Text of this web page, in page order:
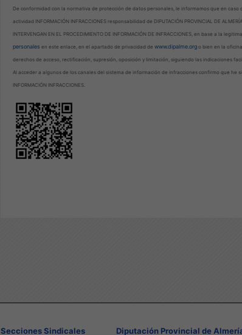
De conformidad con la normativa de protección de datos personales, le informamos que en
actividad INFORMACIÓN INFRACCIONES responsabilidad de DIPUTACIÓN PROVINCIAL DE
INTERVENGAN EN EL PROCEDIMIENTO DE INFORMACIÓN DE INFRACCIONES, en base a la
personales en este enlace, en el apartado de privacidad de www.dipalme.org o bien en la
derechos de acceso, rectificación, supresión, oposición y limitación, siguiendo las indicaciones
Al acceder a algunos de los canales del sistema de información de infracciones confirmo que
INFORMACIÓN INFRACCIONES.
Secciones Sindicales Diputación Provincial de